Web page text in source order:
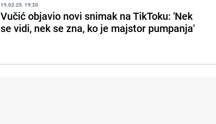
19.02.25. 19:20
Vučić objavio novi snimak na TikToku: 'Nek
se vidi, nek se zna, ko je majstor pumpanja'